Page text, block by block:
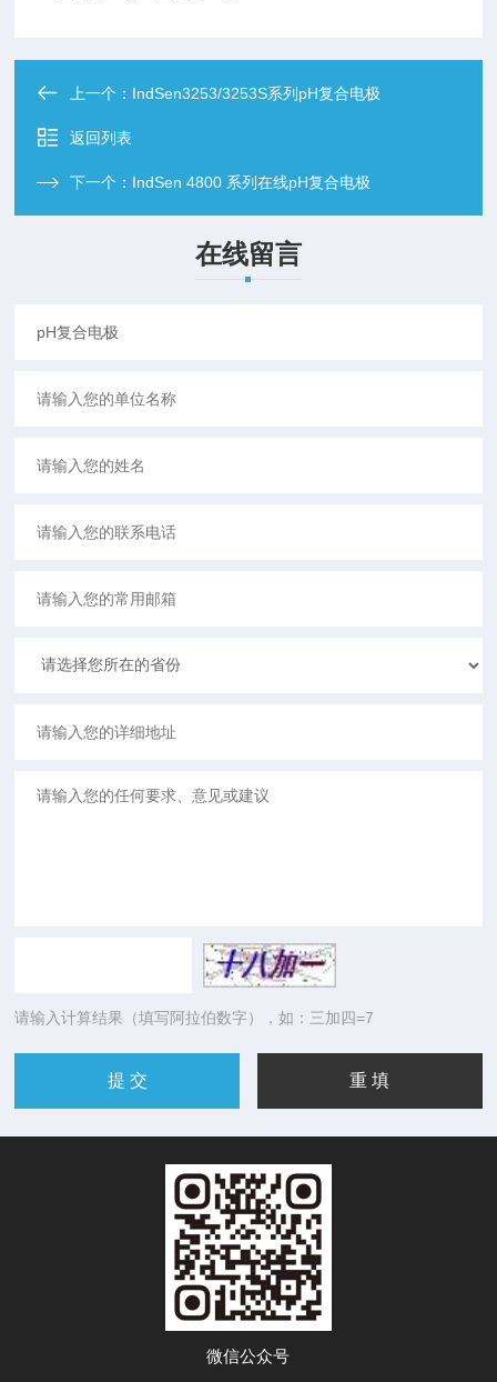
上一个： IndSen3253/3253S系列pH复合电极
返回列表
下一个： IndSen 4800 系列在线pH复合电极
在线留言
请输入计算结果（填写阿拉伯数字），如：三加四=7
微信公众号